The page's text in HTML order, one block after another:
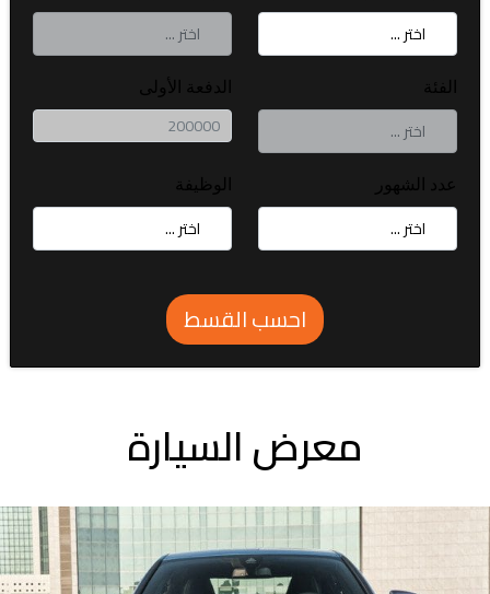
الفئة الدفعة الأولى
عدد الشهور الوظيفة
احسب القسط
معرض السيارة